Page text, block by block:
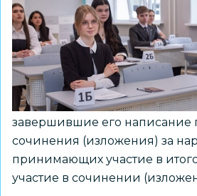
завершившие его написание
сочинения (изложения) за
принимающих участие в
участие в сочинении